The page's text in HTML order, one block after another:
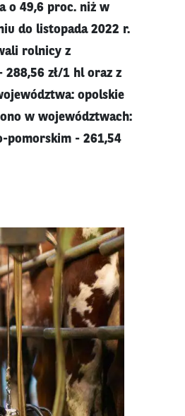
o 49,6 proc. niż w
do listopada 2022 r.
rolnicy z
zł/1 hl oraz z
opolskie
w województwach:
pomorskim - 261,54